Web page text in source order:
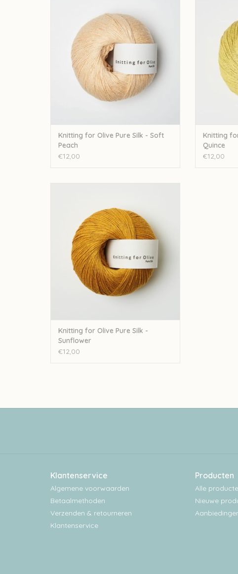
TOEVOEGEN AAN WINKELWAGEN
Knitting for Olive Pure Silk - Soft
Peach
€12,00
Knitting
Quince
€12,00
TOEVOEGEN AAN WINKELWAGEN
Knitting for Olive Pure Silk -
Sunflower
€12,00
Klantenservice
Algemene voorwaarden
Betaalmethoden
Verzenden & retourneren
Klantenservice
Producten
Alle
Nieuwe